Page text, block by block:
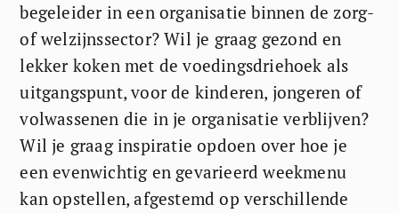
begeleider in een organisatie binnen de zorg-
of welzijnssector? Wil je graag gezond en
lekker koken met de voedingsdriehoek als
uitgangspunt, voor de kinderen, jongeren of
volwassenen die in je organisatie verblijven?
Wil je graag inspiratie opdoen over hoe je
een evenwichtig en gevarieerd weekmenu
kan opstellen, afgestemd op verschillende